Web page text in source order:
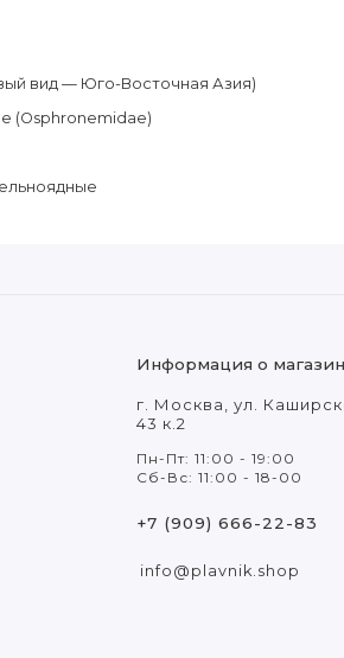
вид — Юго-Восточная Азия)
(Osphronemidae)
Информация о
г. Москва, ул.
43 к.2
Пн-Пт: 11:00 - 19:00
Сб-Вс: 11:00 - 18-00
+7 (909) 666-22-83
info@plavnik.shop